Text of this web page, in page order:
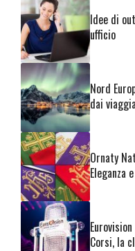
Idee di
ufficio
Nord
dai
Ornaty
Eleganza
Corsi, la